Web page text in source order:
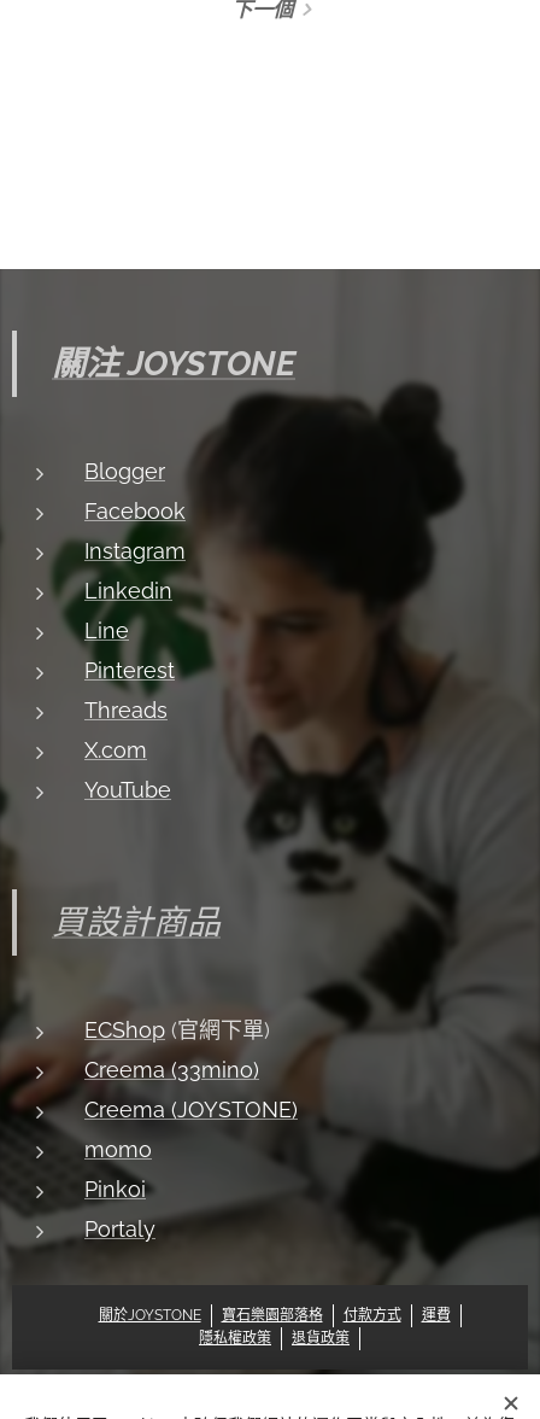
下一個
關注 JOYSTONE
Blogger
Facebook
Instagram
Linkedin
Line
Pinterest
Threads
X.com
YouTube
買設計商品
ECShop (官網下單)
Creema (33mino)
Creema (JOYSTONE)
momo
Pinkoi
Portaly
關於JOYSTONE 寶石樂園部落格 付款方式
運費
隱私權政策
退貨政策